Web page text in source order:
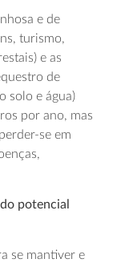
e de
turismo,
e as
de
solo e água)
por ano, mas
se em
potencial
se mantiver e